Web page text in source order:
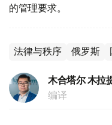
的管理要求。
法律与秩序 俄罗斯
木合塔尔 木拉
编译